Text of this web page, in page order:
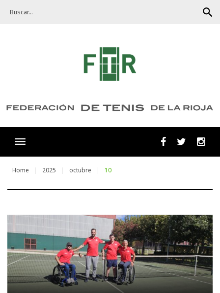
search
FacebookTwitter
Home 2025 octubre 10
Día:
octubre
de
2025